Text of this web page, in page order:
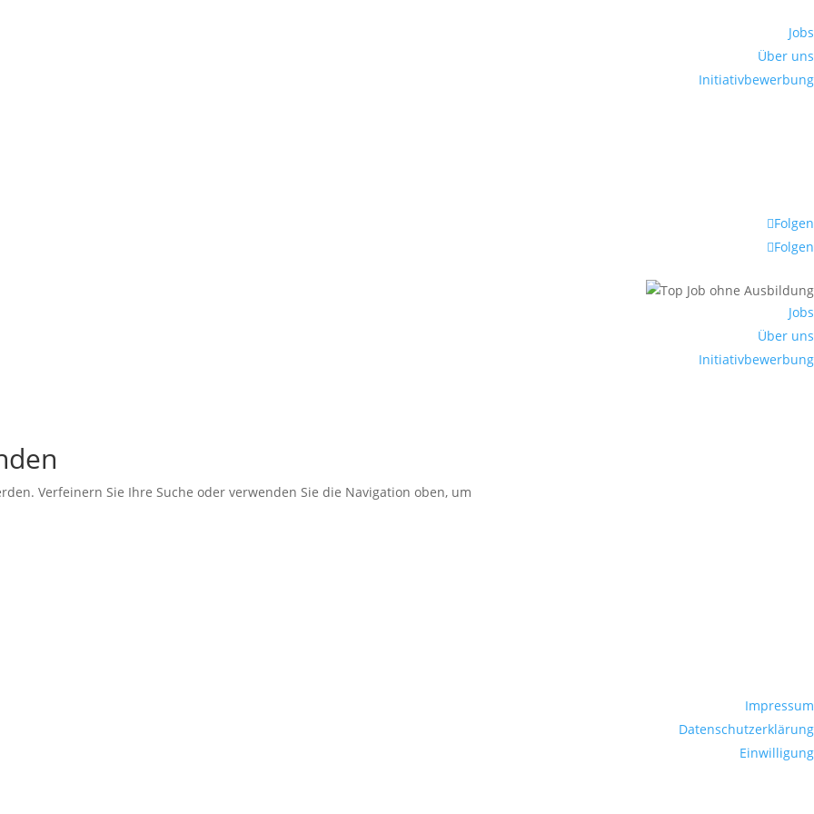
Jobs
Über uns
Initiativbewerbung
Folgen
Folgen
Jobs
Über uns
Initiativbewerbung
Verfeinern Sie Ihre Suche oder verwenden Sie die Navigation oben, um
Impressum
Datenschutzerklärung
Einwilligung